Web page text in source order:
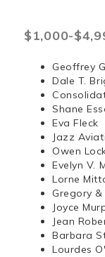
$1,000-
Geoffrey
Dale T.
Shane
Eva Fleck
Jazz
Owen
Evelyn V.
Lorne
Gregory
Joyce
Jean
Barbara
Lourdes